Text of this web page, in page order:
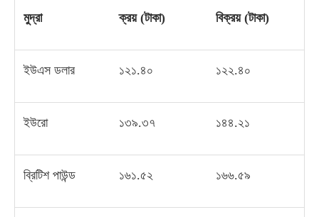
মুদ্রা ক্রয় (টাকা) বিক্রয় (টাকা)
ইউএস ডলার ১২১.৪০ ১২২.৪০
ইউরো ১৩৯.৩৭ ১৪৪.২১
ব্রিটিশ পাউন্ড ১৬১.৫২ ১৬৬.৫৯